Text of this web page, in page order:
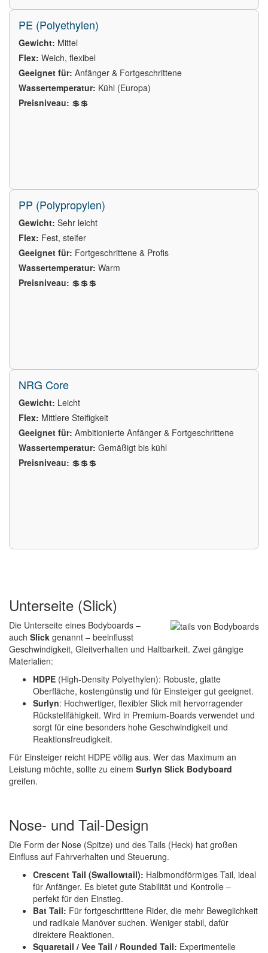
PE (Polyethylen)
Gewicht: Mittel
Flex: Weich, flexibel
Geeignet für: Anfänger & Fortgeschrittene
Wassertemperatur: Kühl (Europa)
Preisniveau: 💲💲
PP (Polypropylen)
Gewicht: Sehr leicht
Flex: Fest, steifer
Geeignet für: Fortgeschrittene & Profis
Wassertemperatur: Warm
Preisniveau: 💲💲💲
NRG Core
Gewicht: Leicht
Flex: Mittlere Steifigkeit
Geeignet für: Ambitionierte Anfänger & Fortgeschrittene
Wassertemperatur: Gemäßigt bis kühl
Preisniveau: 💲💲💲
Unterseite (Slick)
Die Unterseite eines Bodyboards –
auch Slick genannt – beeinflusst
Geschwindigkeit, Gleitverhalten und Haltbarkeit. Zwei gängige
Materialien:
HDPE (High-Density Polyethylen): Robuste, glatte
Oberfläche, kostengünstig und für Einsteiger gut geeignet.
Surlyn: Hochwertiger, flexibler Slick mit hervorragender
Rückstellfähigkeit. Wird in Premium-Boards verwendet und
sorgt für eine besonders hohe Geschwindigkeit und
Reaktionsfreudigkeit.
Für Einsteiger reicht HDPE völlig aus. Wer das Maximum an
Leistung möchte, sollte zu einem Surlyn Slick Bodyboard
greifen.
Nose- und Tail-Design
Die Form der Nose (Spitze) und des Tails (Heck) hat großen
Einfluss auf Fahrverhalten und Steuerung.
Crescent Tail (Swallowtail): Halbmondförmiges Tail, ideal
für Anfänger. Es bietet gute Stabilität und Kontrolle –
perfekt für den Einstieg.
Bat Tail: Für fortgeschrittene Rider, die mehr Beweglichkeit
und radikale Manöver suchen. Weniger stabil, dafür
direktere Reaktionen.
Squaretail / Vee Tail / Rounded Tail: Experimentelle